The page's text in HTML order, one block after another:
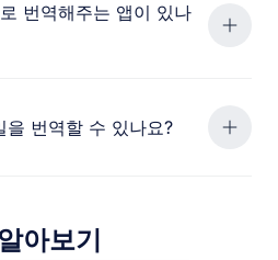
번역해주는 앱이 있나
번역할 수 있나요?
아보기